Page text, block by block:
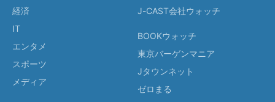
経済
IT
エンタメ
スポーツ
メディア
J-CAST会社ウォッチ
BOOKウォッチ
東京バーゲンマニア
Jタウンネット
ゼロまる